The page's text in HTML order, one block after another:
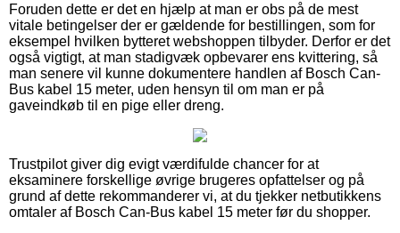
Foruden dette er det en hjælp at man er obs på de mest
vitale betingelser der er gældende for bestillingen, som for
eksempel hvilken bytteret webshoppen tilbyder. Derfor er det
også vigtigt, at man stadigvæk opbevarer ens kvittering, så
man senere vil kunne dokumentere handlen af Bosch Can-
Bus kabel 15 meter, uden hensyn til om man er på
gaveindkøb til en pige eller dreng.
Trustpilot giver dig evigt værdifulde chancer for at
eksaminere forskellige øvrige brugeres opfattelser og på
grund af dette rekommanderer vi, at du tjekker netbutikkens
omtaler af Bosch Can-Bus kabel 15 meter før du shopper.